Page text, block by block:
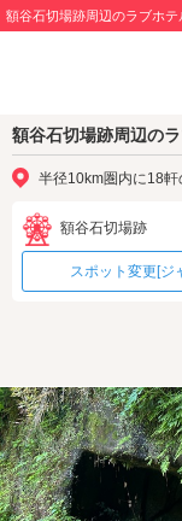
額谷石切場跡周辺のラブホテ
額谷石切場跡周辺の
半径10km圏内に18
額谷石切場跡
スポット変更[ジ